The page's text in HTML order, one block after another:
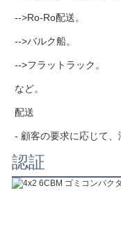
-->Ro-Ro配送。
-->バルク船。
-->フラットラック。
など。
配送
- 顧客の要求に応じて、
認証